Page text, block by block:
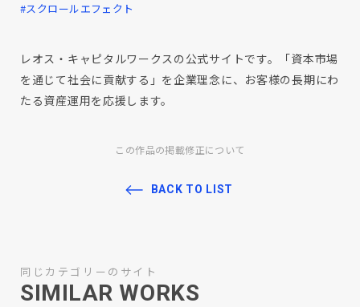
#スクロールエフェクト
レオス・キャピタルワークスの公式サイトです。「資本市場
を通じて社会に貢献する」を企業理念に、お客様の長期にわ
たる資産運用を応援します。
この作品の掲載修正について
BACK TO LIST
同じカテゴリーのサイト
SIMILAR WORKS